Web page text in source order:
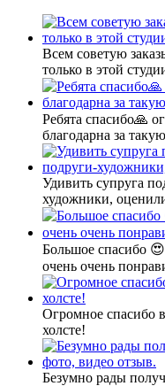
Всем советую
только в этой
Ребята спасибо🙏
благодарна за
Удивить супруга
художники,
Большое спасибо
очень очень
Огромное спасибо
холсте!
Безумно рады